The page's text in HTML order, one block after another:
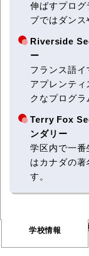
伸ばすプログ
ブではダンス
Riverside
ー
フランス語イ
アプレンテ
クなプログラ
Terry Fox
ンダリー
学区内で一番
はカナダの
す。
学校情報